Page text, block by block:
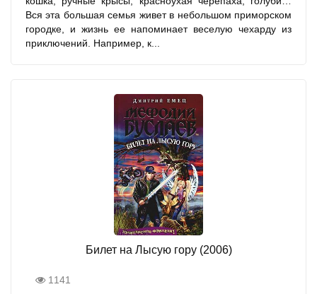
Вся эта большая семья живет в небольшом приморском
городке, и жизнь ее напоминает веселую чехарду из
приключений. Например, к...
Билет на Лысую гору (2006)
1141